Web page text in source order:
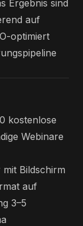
Ergebnis sind
auf
optimiert
kostenlose
Webinare
Bildschirm
auf
3–5